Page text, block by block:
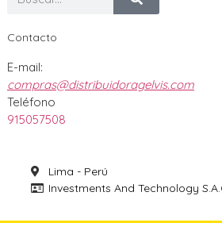
Contacto
E-mail:
compras@distribuidoragelvis.com
Teléfono
915057508
Lima - Perú
Investments And Technology